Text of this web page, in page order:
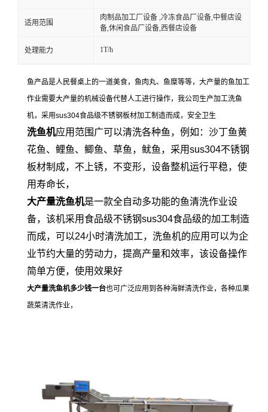
适用范围
肉制品加工厂设备 ,冷冻食品厂设备,中餐店设
备,休闲食品厂设备,西餐店设备
处理能力 1T/h
鱼产品是人民餐桌上的一道美食，鱼肉丸、鱼糜等等，大产量的鱼加工
作业需要大产量的机械设备代替人工进行操作，我公司生产加工洗鱼
机，采用sus304食品级不锈钢板材加工制造而成，安全卫生
洗鱼机应用范围广可以清洗各种鱼，例如：沙丁鱼黄
花鱼、鲤鱼、鲫鱼、草鱼，鱿鱼， 采用sus304不锈钢
板材制成，不上锈，不变形，设备整机运行平稳，使
用寿命长，
大产量洗鱼机是一款全自动多功能的鱼清洗作业设
备，该机采用食品级不锈钢sus304食品级的加工制造
而成，可以24小时清洗加工，洗鱼机的应用可以为企
业节约大量的劳动力，提高产量和效率，该设备操作
简单方便，使用效果好
大产量洗鱼机多少钱一台也可广泛应用到各种海鲜清洗作业，各种瓜果
蔬菜清洗作业，